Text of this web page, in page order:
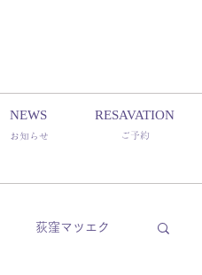
NEWS RESAVATION
​お知らせ ご予約
荻窪マツエク